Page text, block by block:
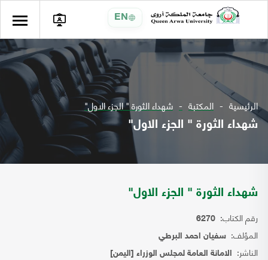
EN
الرئيسية المكتبة شهداء الثورة " الجزء الاول"
شهداء الثورة " الجزء الاول"
شهداء الثورة " الجزء الاول"
رقم الكتاب: 6270
المؤلف: سفيان احمد البرطي
الناشر: الامانة العامة لمجلس الوزراء [اليمن]